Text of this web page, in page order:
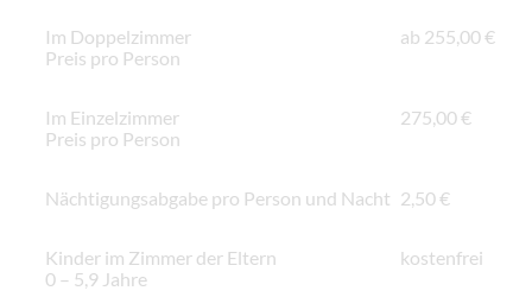
Im Doppelzimmer
Preis pro Person
ab 255,00 €
Im Einzelzimmer
Preis pro Person
275,00 €
Nächtigungsabgabe pro Person und Nacht 2,50 €
Kinder im Zimmer der Eltern
0 – 5,9 Jahre
kostenfrei